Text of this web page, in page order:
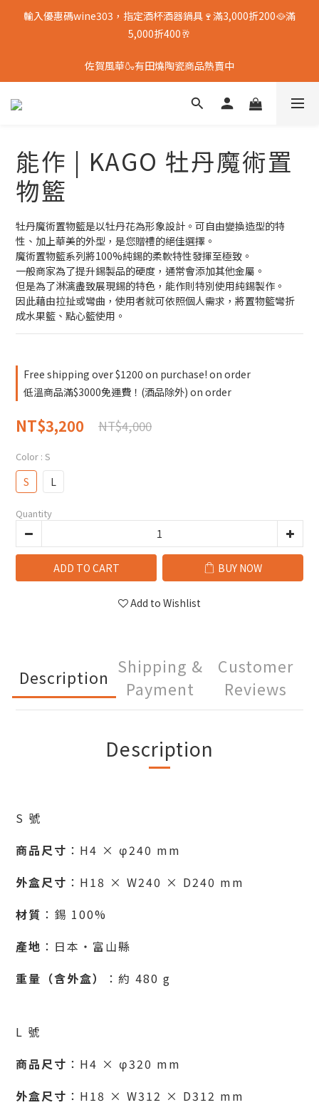
輸入優惠碼wine303，指定酒杯酒器鍋具🍷滿3,000折200🥘滿
5,000折400🥂
佐賀風華🍶有田燒陶瓷商品熱賣中
能作 | KAGO 牡丹魔術置
物籃
牡丹魔術置物籃是以牡丹花為形象設計。可自由變換造型的特
性、加上華美的外型，是您贈禮的絕佳選擇。
魔術置物籃系列將100%純錫的柔軟特性發揮至極致。
一般商家為了提升錫製品的硬度，通常會添加其他金屬。
但是為了淋漓盡致展現錫的特色，能作則特別使用純錫製作。
因此藉由拉扯或彎曲，使用者就可依照個人需求，將置物籃彎折
成水果籃、點心籃使用。
Free shipping over $1200 on purchase! on order
低溫商品滿$3000免運費！(酒品除外) on order
NT$4,000
NT$3,200
Color : S
S L
Quantity
ADD TO CART BUY NOW
Add to Wishlist
Description
Shipping &
Payment
Customer
Reviews
Description
S 號
商品尺寸 ：H4 × φ240 mm
外盒尺寸 ：H18 × W240 × D240 mm
材質 ：錫 100%
產地 ：日本・富山縣
重量（含外盒）
：約 480 g
L 號
商品尺寸 ：H4 × φ320 mm
外盒尺寸 ：H18 × W312 × D312 mm